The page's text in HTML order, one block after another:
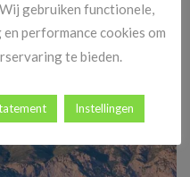
betekent méér dan alleen
gebruiken functionele,
performance cookies om
te bieden.
Instellingen